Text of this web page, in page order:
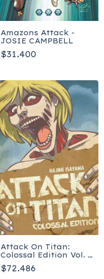
Amazons Attack -
JOSIE CAMPBELL
$31.400
Attack On Titan:
Colossal Edition Vol. 2
- Tapa Blanda
$72.486